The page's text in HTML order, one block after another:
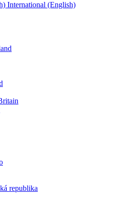
International (English)
republika